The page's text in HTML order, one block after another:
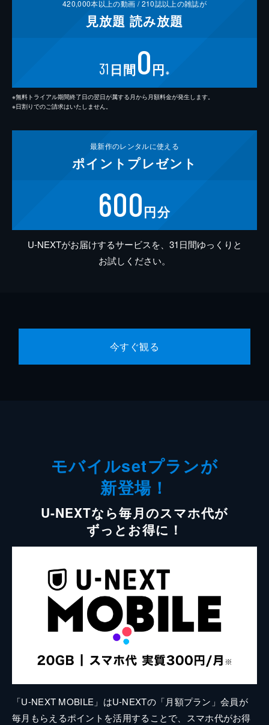
420,000本以上の動画 /210誌以上の雑誌が
見放題 読み放題
31 日間0円 ※
※無料トライアル期間終了日の翌日が属する月から月額料金が発生します。
※日割りでのご請求はいたしません。
最新作のレンタルに使える
ポイント プレゼント
600円分
U-NEXTがお届けするサービスを、31日間ゆっくりと
お試しください。
今すぐ観る
モバイルsetプランが
新登場！
U-NEXTなら毎月のスマホ代が
ずっとお得に！
「U-NEXT MOBILE」はU-NEXTの「月額プラン」会員が
毎月もらえるポイントを活用することで、スマホ代がお得